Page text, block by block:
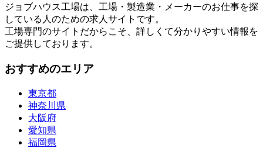
ジョブハウス工場は、工場・製造業・メーカーのお仕事を探
している人のための求人サイトです。
工場専門のサイトだからこそ、詳しくて分かりやすい情報を
ご提供しております。
おすすめのエリア
東京都
神奈川県
大阪府
愛知県
福岡県